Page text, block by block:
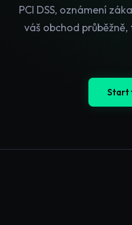
PCI DSS, oznámení
váš obchod
Start